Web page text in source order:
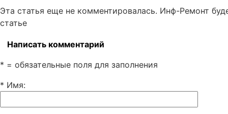
Эта статья еще не комментировалась. Инф-Ремонт
статье
Написать комментарий
* = обязательные поля для заполнения
* Имя: